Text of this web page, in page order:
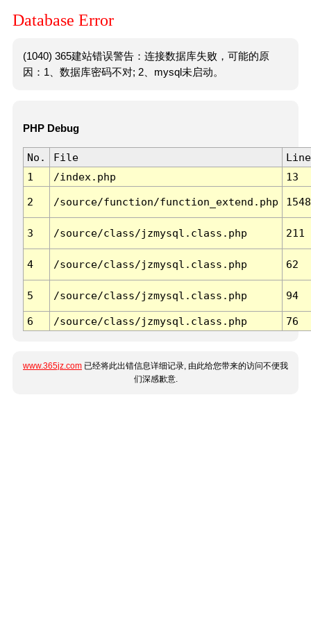
Database Error
(1040) 365建站错误警告：连接数据库失败，可能的原
因：1、数据库密码不对; 2、mysql未启动。
PHP Debug
No. File
Line
1
/index.php 13
2 /source/function/function_extend.php 1548
3 /source/class/jzmysql.class.php 211
4 /source/class/jzmysql.class.php 62
5 /source/class/jzmysql.class.php 94
6 /source/class/jzmysql.class.php 76
www.365jz.com 已经将此出错信息详细记录, 由此给您带来的访问不便我
们深感歉意.